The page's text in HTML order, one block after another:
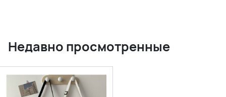
Недавно просмотренные